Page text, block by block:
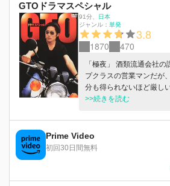
GTOドラマスペシャル
91分
日本
ジャンル： 単発
3.8
1870 470
「極夜」 酒類流通会社
プクラスの営業マンだが
分も得られないほど厳し
る⽇、取引先のイム社⻑
して契約を結んでしまう
詐欺であった。犯罪の事
によりすべて解決したと
味があるのは学業成績だ
関心を持たなかったウン
>>続きを読む
Prime Video
初回30日間無料